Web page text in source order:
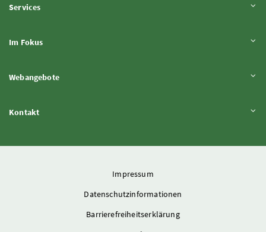
ServicesInhalt aufklappen
Im FokusInhalt aufklappen
WebangeboteInhalt aufklappen
KontaktInhalt aufklappen
Impressum
Datenschutzinformationen
Barrierefreiheitserklärung